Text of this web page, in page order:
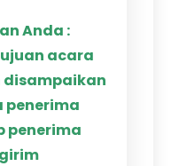
Anda :
acara
disampaikan
penerima
penerima